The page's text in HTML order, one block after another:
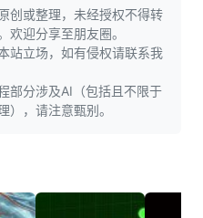
创或整理，未经授权不得转
欢迎分享至朋友圈。
站立场，如有侵权请联系我
部分涉及AI（包括且不限于
），请注意甄别。